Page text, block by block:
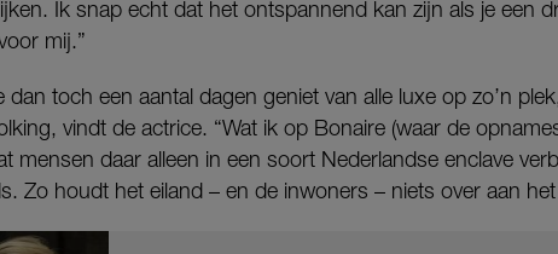
Ik snap echt dat het ontspannend kan zijn als je een
mij.”
dan toch een aantal dagen geniet van alle luxe op zo’n
vindt de actrice. “Wat ik op Bonaire (waar de
mensen daar alleen in een soort Nederlandse enclave
Zo houdt het eiland – en de inwoners – niets over aan